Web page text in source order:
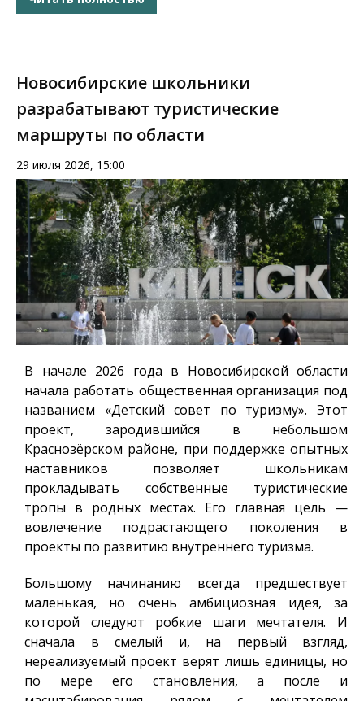
Новосибирские школьники
разрабатывают туристические
маршруты по области
29 июля 2026, 15:00
В начале 2026 года в Новосибирской области
начала работать общественная организация под
названием «Детский совет по туризму». Этот
проект, зародившийся в небольшом
Краснозёрском районе, при поддержке опытных
наставников позволяет школьникам
прокладывать собственные туристические
тропы в родных местах. Его главная цель —
вовлечение подрастающего поколения в
проекты по развитию внутреннего туризма.
Большому начинанию всегда предшествует
маленькая, но очень амбициозная идея, за
которой следуют робкие шаги мечтателя. И
сначала в смелый и, на первый взгляд,
нереализуемый проект верят лишь единицы, но
по мере его становления, а после и